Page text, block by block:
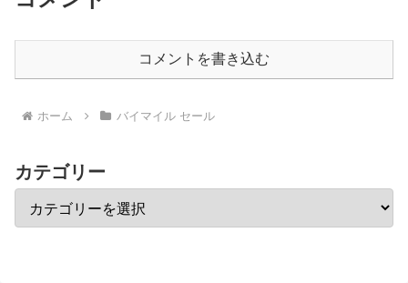
コメントを書き込む
ホーム バイマイル セール
カテゴリー